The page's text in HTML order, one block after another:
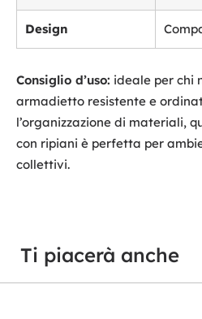
Design
Consiglio d’uso: ideale per chi
armadietto resistente e
l’organizzazione di materiali,
con ripiani è perfetta per
collettivi.
Ti piacerà anche